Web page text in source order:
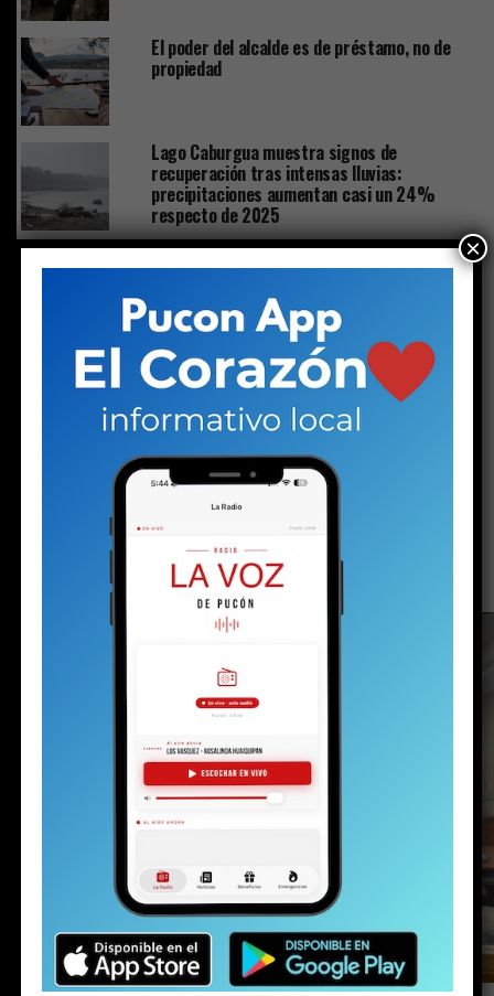
El poder del alcalde es de préstamo, no de
propiedad
Lago Caburgua muestra signos de
recuperación tras intensas lluvias:
precipitaciones aumentan casi un 24%
respecto de 2025
ACTUALIDAD
Solo a los 16: la vida del joven
detenido con un arma y drogas en la
investigación por la riña escolar
Agosto 5, 2026
×